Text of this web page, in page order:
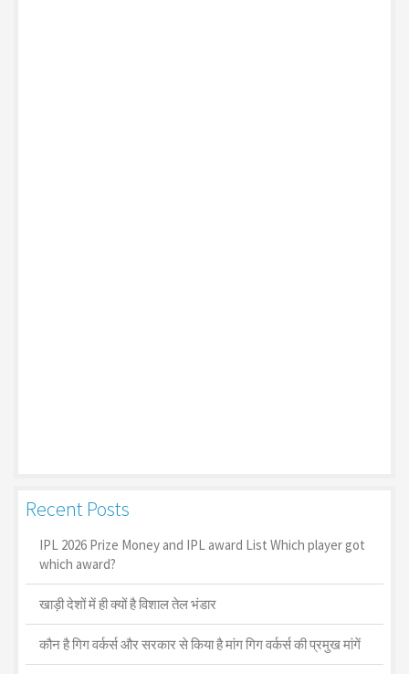
Recent Posts
IPL 2026 Prize Money and IPL award List Which player got
which award?
खाड़ी देशों में ही क्यों है व‍िशाल तेल भंडार
कौन है गिग वर्कर्स और सरकार से किया है मांग गिग वर्कर्स की प्रमुख मांगें